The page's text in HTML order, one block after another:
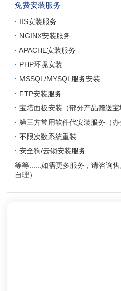
免费安装服务
· IIS安装服务
· NGINX安装服务
· APACHE安装服务
· PHP环境安装
· MSSQL/MYSQL服务安装
· FTP安装服务
· 宝塔面板安装（部分产品赠送宝
· 第三方常用软件代安装服务（办
· 不限次数系统重装
· 安全狗/云锁安装服务
等等......如需更多服务，请咨询
自理）